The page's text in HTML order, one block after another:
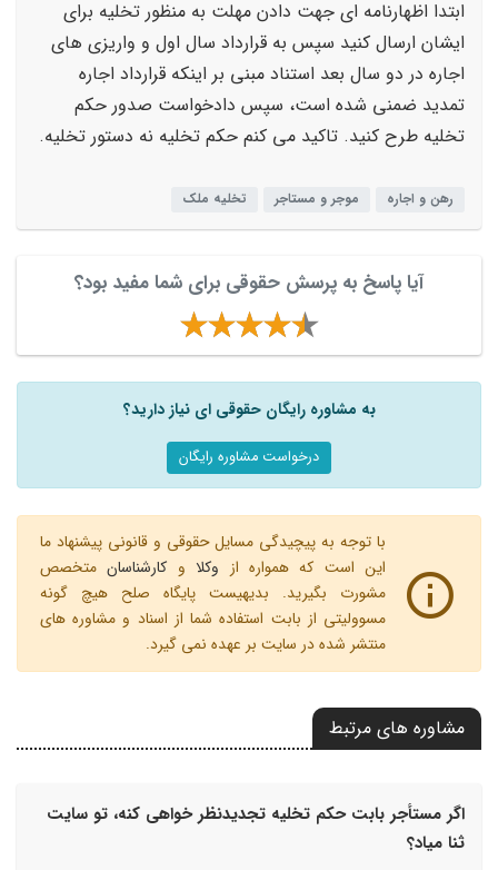
ابتدا اظهارنامه ای جهت دادن مهلت به منظور تخلیه برای
ایشان ارسال کنید سپس به قرارداد سال اول و واریزی های
اجاره در دو سال بعد استناد مبنی بر اینکه قرارداد اجاره
تمدید ضمنی شده است، سپس دادخواست صدور حکم
تخلیه طرح کنید. تاکید می کنم حکم تخلیه نه دستور تخلیه.
رهن و اجاره موجر و مستاجر تخلیه ملک
آیا پاسخ به پرسش حقوقی برای شما مفید بود؟
به مشاوره رایگان حقوقی ای نیاز دارید؟
درخواست مشاوره رایگان
با توجه به پیچیدگی مسایل حقوقی و قانونی پیشنهاد ما
این است که همواره از وکلاو کارشناسانمتخصص
مشورت بگیرید. بدیهیست پایگاه صلح هیچ گونه
مسوولیتی از بابت استفاده شما از اسناد و مشاوره های
منتشر شده در سایت بر عهده نمی گیرد.
مشاوره های مرتبط
اگر مستأجر بابت حکم تخلیه تجدیدنظر خواهی کنه، تو سایت
ثنا میاد؟